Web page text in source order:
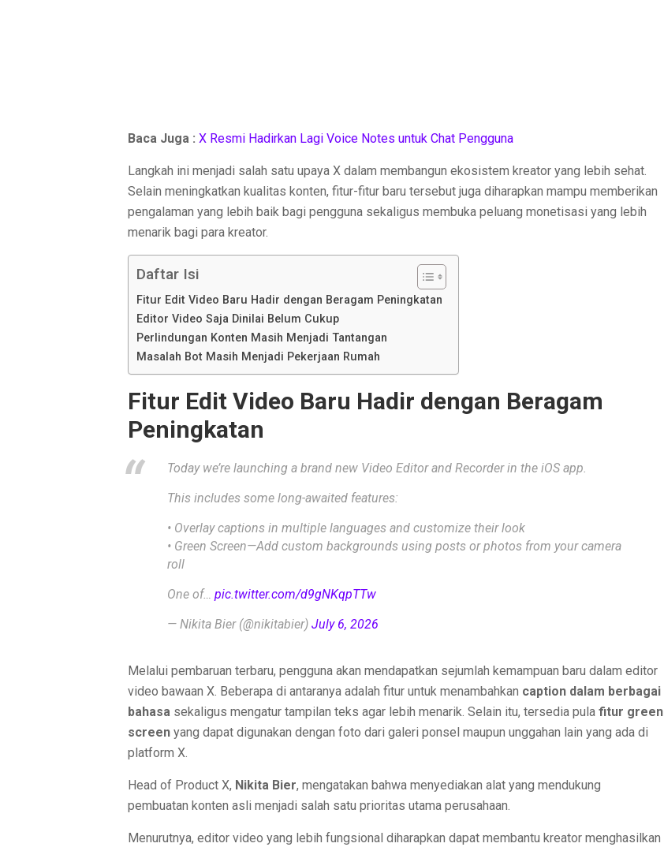
Baca Juga : X Resmi Hadirkan Lagi Voice Notes untuk Chat Pengguna
Langkah ini menjadi salah satu upaya X dalam membangun ekosistem kreator yang lebih sehat.
Selain meningkatkan kualitas konten, fitur-fitur baru tersebut juga diharapkan mampu memberikan
pengalaman yang lebih baik bagi pengguna sekaligus membuka peluang monetisasi yang lebih
menarik bagi para kreator.
Daftar Isi
Fitur Edit Video Baru Hadir dengan Beragam Peningkatan
Editor Video Saja Dinilai Belum Cukup
Perlindungan Konten Masih Menjadi Tantangan
Masalah Bot Masih Menjadi Pekerjaan Rumah
Fitur Edit Video Baru Hadir dengan Beragam
Peningkatan
Today we’re launching a brand new Video Editor and Recorder in the iOS app.
This includes some long-awaited features:
• Overlay captions in multiple languages and customize their look
• Green Screen—Add custom backgrounds using posts or photos from your camera
roll
One of… pic.twitter.com/d9gNKqpTTw
— Nikita Bier (@nikitabier) July 6, 2026
Melalui pembaruan terbaru, pengguna akan mendapatkan sejumlah kemampuan baru dalam editor
video bawaan X. Beberapa di antaranya adalah fitur untuk menambahkan caption dalam berbagai
bahasa sekaligus mengatur tampilan teks agar lebih menarik. Selain itu, tersedia pula fitur green
screen yang dapat digunakan dengan foto dari galeri ponsel maupun unggahan lain yang ada di
platform X.
Head of Product X, Nikita Bier, mengatakan bahwa menyediakan alat yang mendukung
pembuatan konten asli menjadi salah satu prioritas utama perusahaan.
Menurutnya, editor video yang lebih fungsional diharapkan dapat membantu kreator menghasilkan